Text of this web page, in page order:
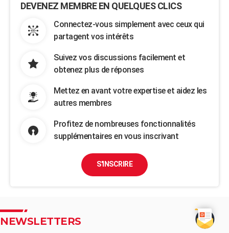
DEVENEZ MEMBRE EN QUELQUES CLICS
Connectez-vous simplement avec ceux qui
partagent vos intérêts
Suivez vos discussions facilement et
obtenez plus de réponses
Mettez en avant votre expertise et aidez les
autres membres
Profitez de nombreuses fonctionnalités
supplémentaires en vous inscrivant
S'INSCRIRE
NEWSLETTERS